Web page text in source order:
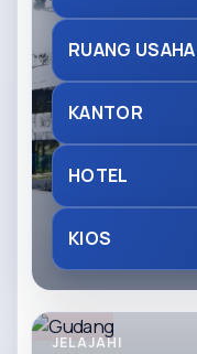
RUANG USAHA
KANTOR
HOTEL
KIOS
JELAJAHI